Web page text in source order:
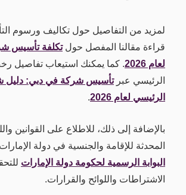
لمزيد من التفاصيل حول تكاليف ورسوم
قراءة مقالنا المفصل حولتكلفة تأسيس
لعام 2026
. كما يمكنك استيعاب تفاصيل
الرئيسي عبرتأسيس شركة في دبي: دليل
الرئيسي لعام 2026
.
بالإضافة إلى ذلك، للاطلاع على القوانين
المحدثة للإقامة والجنسية في دولة
البوابة الرسمية لحكومة دولة الإمارات
الاشتراطات واللوائح والقرارات.